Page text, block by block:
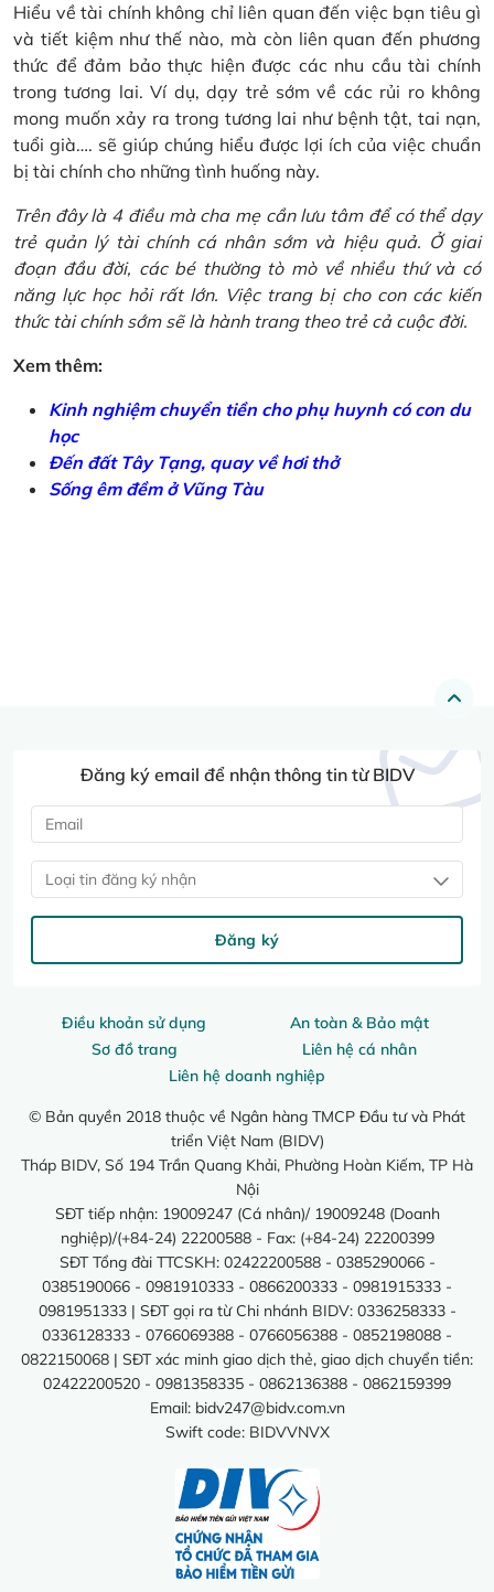
Hiểu về tài chính không chỉ liên quan đến việc bạn tiêu gì
và tiết kiệm như thế nào, mà còn liên quan đến phương
thức để đảm bảo thực hiện được các nhu cầu tài chính
trong tương lai. Ví dụ, dạy trẻ sớm về các rủi ro không
mong muốn xảy ra trong tương lai như bệnh tật, tai nạn,
tuổi già…. sẽ giúp chúng hiểu được lợi ích của việc chuẩn
bị tài chính cho những tình huống này.
Trên đây là 4 điều mà cha mẹ cần lưu tâm để có thể dạy
trẻ quản lý tài chính cá nhân sớm và hiệu quả. Ở giai
đoạn đầu đời, các bé thường tò mò về nhiều thứ và có
năng lực học hỏi rất lớn. Việc trang bị cho con các kiến
thức tài chính sớm sẽ là hành trang theo trẻ cả cuộc đời.
Xem thêm:
Kinh nghiệm chuyển tiền cho phụ huynh có con du
học
Đến đất Tây Tạng, quay về hơi thở
Sống êm đềm ở Vũng Tàu
Điều khoản sử dụng
An toàn & Bảo mật
Sơ đồ trang
Liên hệ cá nhân
Liên hệ doanh nghiệp
© Bản quyền 2018 thuộc về Ngân hàng TMCP Đầu tư và Phát
triển Việt Nam (BIDV)
Tháp BIDV, Số 194 Trần Quang Khải, Phường Hoàn Kiếm, TP Hà
Nội
SĐT tiếp nhận: 19009247 (Cá nhân)/ 19009248 (Doanh
nghiệp)/(+84-24) 22200588 - Fax: (+84-24) 22200399
SĐT Tổng đài TTCSKH: 02422200588 - 0385290066 -
0385190066 - 0981910333 - 0866200333 - 0981915333 -
0981951333 | SĐT gọi ra từ Chi nhánh BIDV: 0336258333 -
0336128333 - 0766069388 - 0766056388 - 0852198088 -
0822150068 | SĐT xác minh giao dịch thẻ, giao dịch chuyển tiền:
02422200520 - 0981358335 - 0862136388 - 0862159399
Email: bidv247@bidv.com.vn
Swift code: BIDVVNVX
Đăng ký email để nhận thông tin từ BIDV
Loại tin đăng ký nhận
Đăng ký